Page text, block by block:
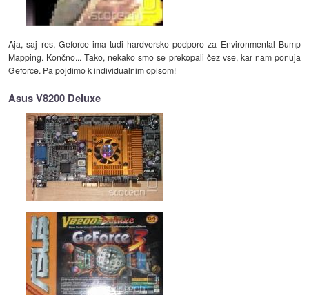
Aja, saj res, Geforce ima tudi hardversko podporo za Environmental Bump
Mapping. Končno... Tako, nekako smo se prekopali čez vse, kar nam ponuja
Geforce. Pa pojdimo k individualnim opisom!
Asus V8200 Deluxe